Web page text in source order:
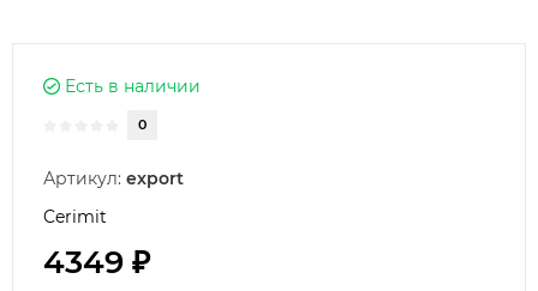
Есть в наличии
0
Артикул: export
Cerimit
4349 ₽